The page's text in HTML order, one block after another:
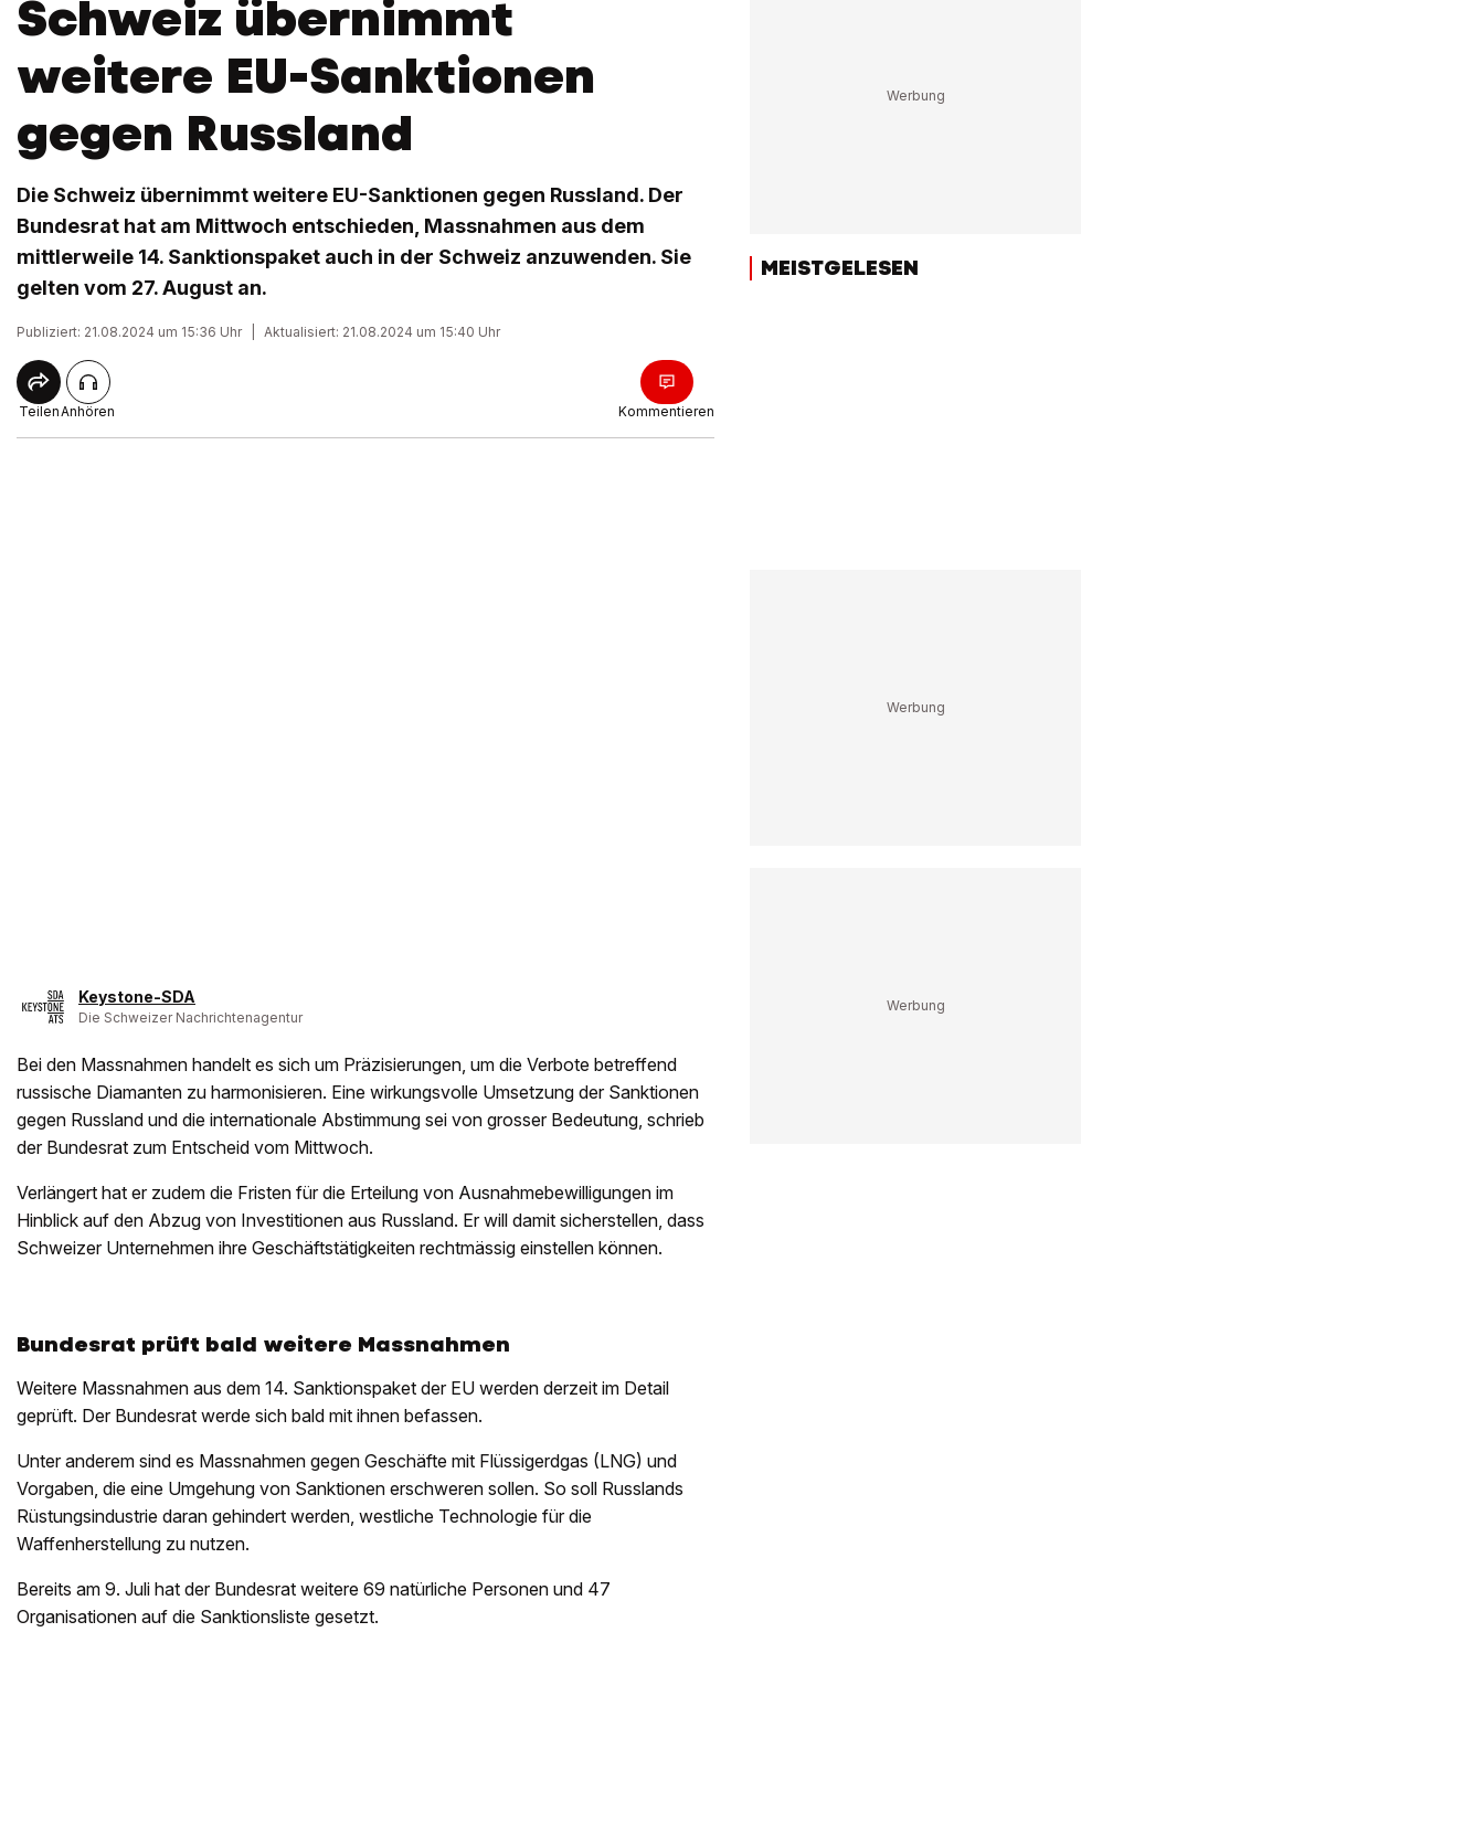
Schweiz übernimmt
weitere EU-Sanktionen
gegen Russland
Die Schweiz übernimmt weitere EU-Sanktionen gegen Russland. Der
Bundesrat hat am Mittwoch entschieden, Massnahmen aus dem
mittlerweile 14. Sanktionspaket auch in der Schweiz anzuwenden. Sie
gelten vom 27. August an.
Publiziert: 21.08.2024 um 15:36 Uhr Aktualisiert: 21.08.2024 um 15:40 Uhr
TeilenAnhören Kommentieren
Keystone-SDA
Die Schweizer Nachrichtenagentur
Bei den Massnahmen handelt es sich um Präzisierungen, um die Verbote betreffend
russische Diamanten zu harmonisieren. Eine wirkungsvolle Umsetzung der Sanktionen
gegen Russland und die internationale Abstimmung sei von grosser Bedeutung, schrieb
der Bundesrat zum Entscheid vom Mittwoch.
Verlängert hat er zudem die Fristen für die Erteilung von Ausnahmebewilligungen im
Hinblick auf den Abzug von Investitionen aus Russland. Er will damit sicherstellen, dass
Schweizer Unternehmen ihre Geschäftstätigkeiten rechtmässig einstellen können.
Bundesrat prüft bald weitere Massnahmen
Weitere Massnahmen aus dem 14. Sanktionspaket der EU werden derzeit im Detail
geprüft. Der Bundesrat werde sich bald mit ihnen befassen.
Unter anderem sind es Massnahmen gegen Geschäfte mit Flüssigerdgas (LNG) und
Vorgaben, die eine Umgehung von Sanktionen erschweren sollen. So soll Russlands
Rüstungsindustrie daran gehindert werden, westliche Technologie für die
Waffenherstellung zu nutzen.
Bereits am 9. Juli hat der Bundesrat weitere 69 natürliche Personen und 47
Organisationen auf die Sanktionsliste gesetzt.
MEISTGELESEN